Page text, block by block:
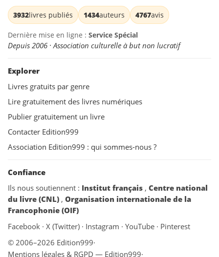
3932livres publiés 1434auteurs 4767avis
Dernière mise en ligne : Service Spécial
Depuis 2006 · Association culturelle à but non lucratif
Explorer
Livres gratuits par genre
Lire gratuitement des livres numériques
Publier gratuitement un livre
Contacter Edition999
Association Edition999 : qui sommes-nous ?
Confiance
Ils nous soutiennent : Institut français , Centre national
du livre (CNL) , Organisation internationale de la
Francophonie (OIF)
Facebook · X (Twitter) · Instagram · YouTube · Pinterest
© 2006–2026 Edition999·
Mentions légales & RGPD — Edition999·